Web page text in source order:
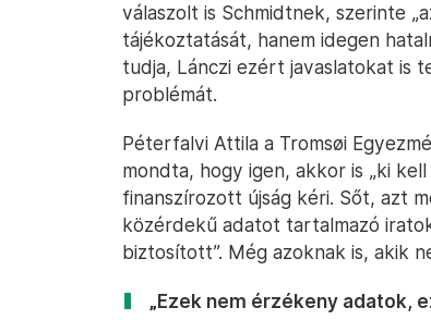
válaszolt is Schmidtnek, szerinte
tájékoztatását, hanem idegen
tudja, Lánczi ezért javaslatokat is
problémát.
Péterfalvi Attila a Tromsøi
mondta, hogy igen, akkor is „ki
finanszírozott újság kéri. Sőt, azt
közérdekű adatot tartalmazó
biztosított”. Még azoknak is, akik
„Ezek nem érzékeny adatok,